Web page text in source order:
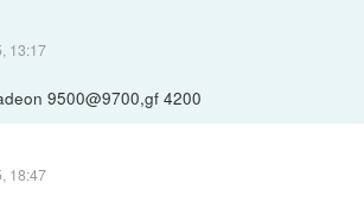
13:17
9500@9700,gf 4200
18:47